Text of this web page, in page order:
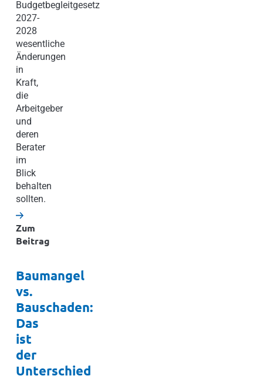
Budgetbegleitgesetz
2027-
2028
wesentliche
Änderungen
in
Kraft,
die
Arbeitgeber
und
deren
Berater
im
Blick
behalten
sollten.
Zum
Beitrag
Baumangel
vs.
Bauschaden:
Das
ist
der
Unterschied